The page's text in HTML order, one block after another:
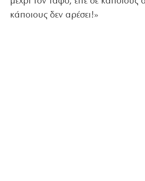
κάποιους δεν αρέσει!»